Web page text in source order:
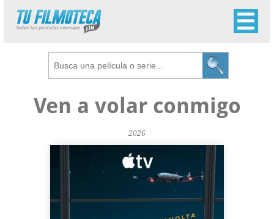
Ven a volar conmigo
2026